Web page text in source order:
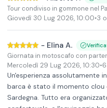
Tour condiviso in gommone nel
Giovedì 30 Lug 2026, 10:00•3
- Elina A.
Giornata in motoscafo con
Mercoledì 29 Lug 2026, 10:30•
Un'esperienza assolutamente
barca è stato il momento clou
Sardegna. Tutto era